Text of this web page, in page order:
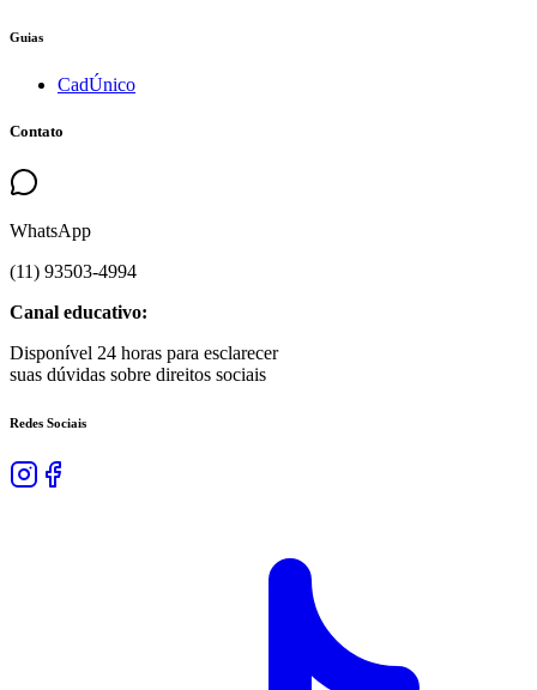
Guias
CadÚnico
Contato
WhatsApp
(11) 93503-4994
Canal educativo:
Disponível 24 horas para esclarecer
suas dúvidas sobre direitos sociais
Redes Sociais